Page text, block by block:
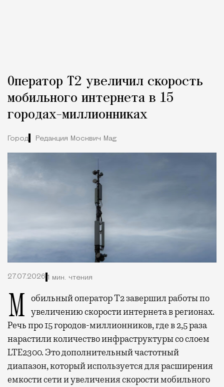
Оператор Т2 увеличил скорость
мобильного интернета в 15
городах-миллионниках
Город Редакция Москвич Mag
27.07.2026 1 мин. чтения
Мобильный оператор Т2 завершил работы по увеличению скорости интернета в регионах.
Речь про 15 городов-миллионников, где в 2,5 раза
нарастили количество инфраструктуры со слоем
LTE2300. Это дополнительный частотный
диапазон, который используется для расширения
емкости сети и увеличения скорости мобильного